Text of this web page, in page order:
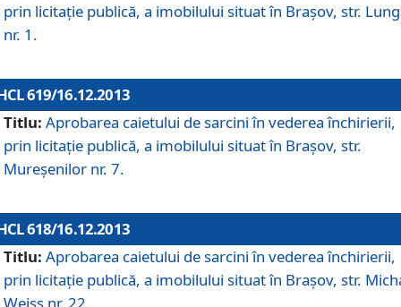
prin licitaţie publică, a imobilului situat în Braşov, str.
nr. 1.
619/16.12.2013
Titlu: Aprobarea caietului de sarcini în vederea închirierii,
prin licitaţie publică, a imobilului situat în Braşov, str.
Mureşenilor nr. 7.
618/16.12.2013
Titlu: Aprobarea caietului de sarcini în vederea închirierii,
prin licitaţie publică, a imobilului situat în Braşov, str.